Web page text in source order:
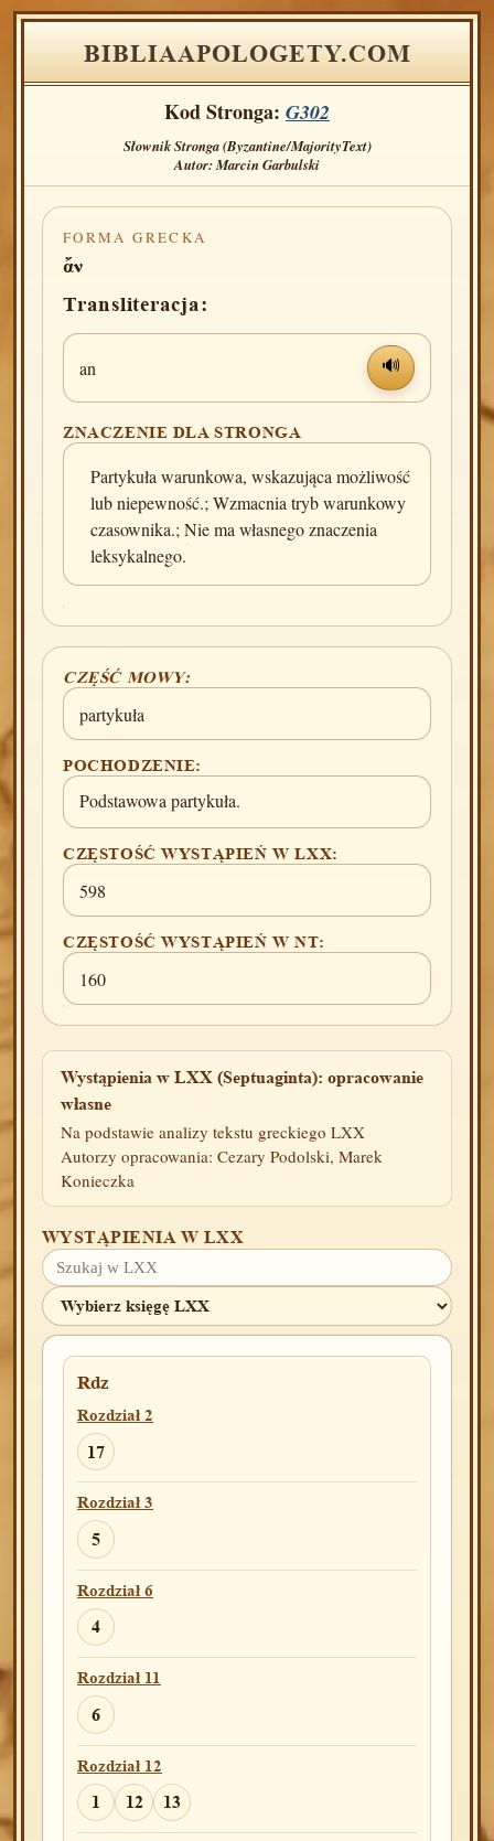
BIBLIAAPOLOGETY.COM
Kod Stronga: G302
Słownik Stronga (Byzantine/MajorityText)
Autor: Marcin Garbulski
FORMA GRECKA
ἄν
Transliteracja:
an 🔊
ZNACZENIE DLA STRONGA
Partykuła warunkowa, wskazująca możliwość
lub niepewność.; Wzmacnia tryb warunkowy
czasownika.; Nie ma własnego znaczenia
leksykalnego.
CZĘŚĆ MOWY:
partykuła
POCHODZENIE:
Podstawowa partykuła.
CZĘSTOŚĆ WYSTĄPIEŃ W LXX:
598
CZĘSTOŚĆ WYSTĄPIEŃ W NT:
160
Wystąpienia w LXX (Septuaginta): opracowanie
własne
Na podstawie analizy tekstu greckiego LXX
Autorzy opracowania: Cezary Podolski, Marek
Konieczka
WYSTĄPIENIA W LXX
Rdz
Rozdział 2
17
Rozdział 3
5
Rozdział 6
4
Rozdział 11
6
Rozdział 12
1 12 13